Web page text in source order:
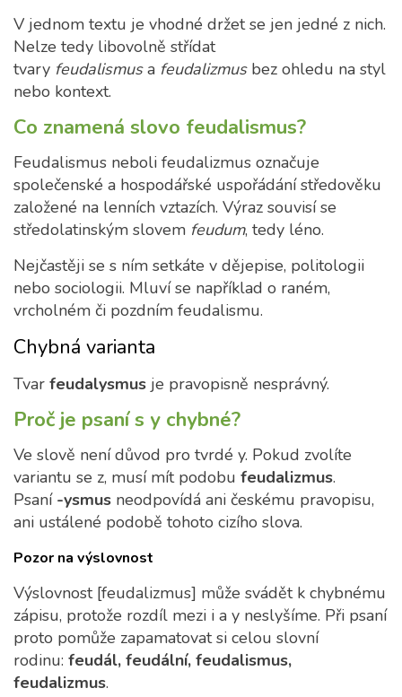
V jednom textu je vhodné držet se jen jedné z nich.
Nelze tedy libovolně střídat
tvary feudalismusa feudalizmusbez ohledu na styl
nebo kontext.
Co znamená slovo feudalismus?
Feudalismus neboli feudalizmus označuje
společenské a hospodářské uspořádání středověku
založené na lenních vztazích. Výraz souvisí se
středolatinským slovem feudum, tedy léno.
Nejčastěji se s ním setkáte v dějepise, politologii
nebo sociologii. Mluví se například o raném,
vrcholném či pozdním feudalismu.
Chybná varianta
Tvar feudalysmus je pravopisně nesprávný.
Proč je psaní s y chybné?
Ve slově není důvod pro tvrdé y. Pokud zvolíte
variantu se z, musí mít podobu feudalizmus.
Psaní -ysmus neodpovídá ani českému pravopisu,
ani ustálené podobě tohoto cizího slova.
Pozor na výslovnost
Výslovnost [feudalizmus] může svádět k chybnému
zápisu, protože rozdíl mezi i a y neslyšíme. Při psaní
proto pomůže zapamatovat si celou slovní
rodinu: feudál, feudální, feudalismus,
feudalizmus.